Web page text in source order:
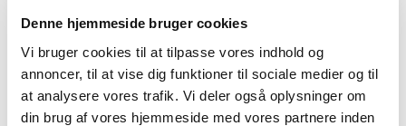
Denne hjemmeside bruger cookies
Vi bruger cookies til at tilpasse vores indhold og
annoncer, til at vise dig funktioner til sociale medier og til
at analysere vores trafik. Vi deler også oplysninger om
din brug af vores hjemmeside med vores partnere inden
kommer til. Vi håber at vi også i fremtiden kan være
et sted, hvor man kan komme og nyde roen.